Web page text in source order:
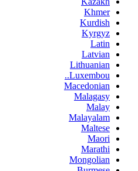
Khmer
Kurdish
Kyrgyz
Latin
Latvian
Lithuanian
Luxembou..
Macedonian
Malagasy
Malay
Malayalam
Maltese
Maori
Marathi
Mongolian